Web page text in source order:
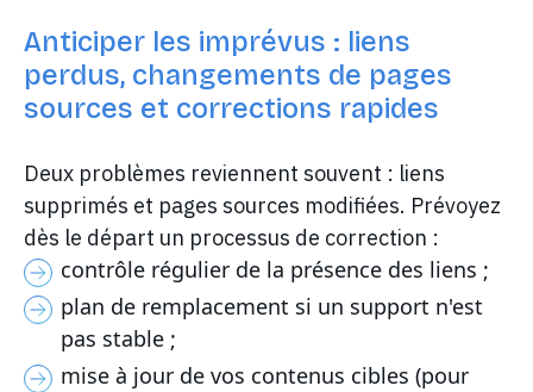
Anticiper les imprévus : liens
perdus, changements de pages
sources et corrections rapides
Deux problèmes reviennent souvent : liens
supprimés et pages sources modifiées. Prévoyez
dès le départ un processus de correction :
contrôle régulier de la présence des liens ;
plan de remplacement si un support n'est
pas stable ;
mise à jour de vos contenus cibles (pour